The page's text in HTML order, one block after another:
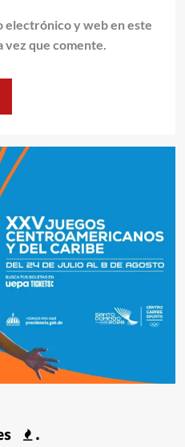
electrónico y web en este
que comente.
.